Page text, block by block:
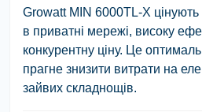
Growatt MIN 6000TL-X цінують
в приватні мережі, високу
конкурентну ціну. Це
прагне знизити витрати на
зайвих складнощів.